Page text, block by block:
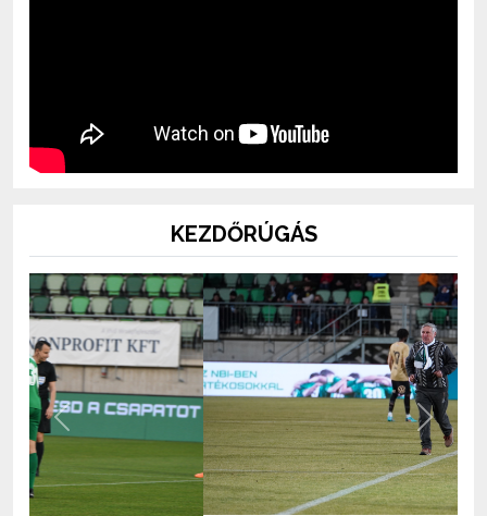
KEZDŐRÚGÁS
Previous Next